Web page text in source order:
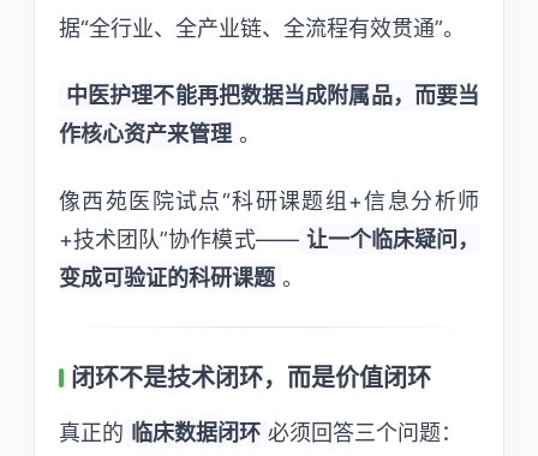
据“全行业、全产业链、全流程有效贯通”。
中医护理不能再把数据当成附属品，而要当
作核心资产来管理 。
像西苑医院试点“科研课题组+信息分析师
+技术团队”协作模式—— 让一个临床疑问，
变成可验证的科研课题 。
闭环不是技术闭环，而是价值闭环
真正的 临床数据闭环 必须回答三个问题：